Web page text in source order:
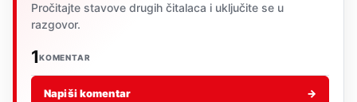
Pročitajte stavove drugih čitalaca i uključite se u
razgovor.
1KOMENTAR
Napiši komentar →